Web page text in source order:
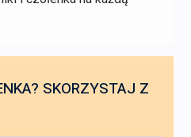
SKORZYSTAJ Z